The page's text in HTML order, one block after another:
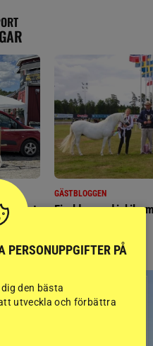
GÄSTBLOGGEN
Finaldag med
PERSONUPPGIFTER PÅ
den bästa
utveckla och förbättra